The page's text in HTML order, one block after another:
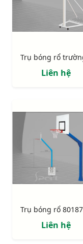
Liên hệ
Liên hệ